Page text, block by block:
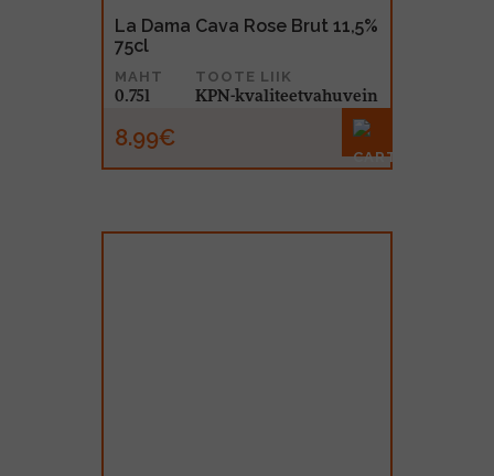
La Dama Cava Rose Brut 11,5%
75cl
MAHT
0.75l
TOOTE LIIK
KPN-kvaliteetvahuvein
8.99€